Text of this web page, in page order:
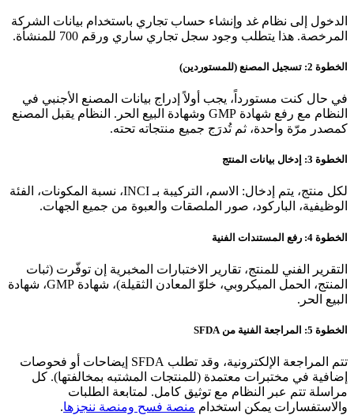
الدخول إلى نظام غد وإنشاء حساب تجاري باستخدام بيانات الشركة
المرخصة. هذا يتطلب وجود سجل تجاري ساري ورقم 700 للمنشأة.
الخطوة 2: تسجيل المصنع (للمستوردين)
في حال كنت مستورداً، يجب أولاً إدراج بيانات المصنع الأجنبي في
النظام مع رفع شهادة GMP وشهادة البيع الحر. النظام يقبل المصنع
كمصدر مرّة واحدة، ثم تُدرَج جميع منتجاته تحته.
الخطوة 3: إدخال بيانات المنتج
لكل منتج، يتم إدخال: الاسم، التركيبة بـ INCI، نسبة المكونات، الفئة
الوظيفية، الباركود، صور الملصقات والعبوة من جميع الجهات.
الخطوة 4: رفع المستندات الفنية
التقرير الفني للمنتج، تقارير الاختبارات المخبرية إن توفّرت (ثبات
المنتج، الحمل الميكروبي، خلوّ المعادن الثقيلة)، شهادة GMP، شهادة
البيع الحر.
الخطوة 5: المراجعة الفنية من SFDA
تتم المراجعة الإلكترونية، وقد تطلب SFDA إيضاحات أو فحوصات
إضافية في مختبرات معتمدة (للمنتجات المشتبه بمخالفتها). كل
مراسلة تتم عبر النظام مع توثيق كامل. لمتابعة الطلبات
والاستفسارات يمكن استخدام منصة فسح ومنصة ننجزها.